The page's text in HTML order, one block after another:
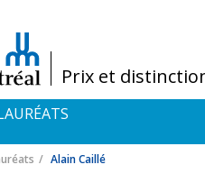
/Prix et
Alain Caillé